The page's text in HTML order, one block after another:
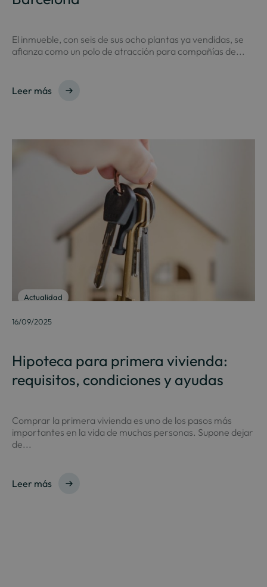
El inmueble, con seis de sus ocho plantas ya vendidas, se
afianza como un polo de atracción para compañías de...
Leer más
Actualidad
16/09/2025
Hipoteca para primera vivienda:
requisitos, condiciones y ayudas
Comprar la primera vivienda es uno de los pasos más
importantes en la vida de muchas personas. Supone dejar
de...
Leer más